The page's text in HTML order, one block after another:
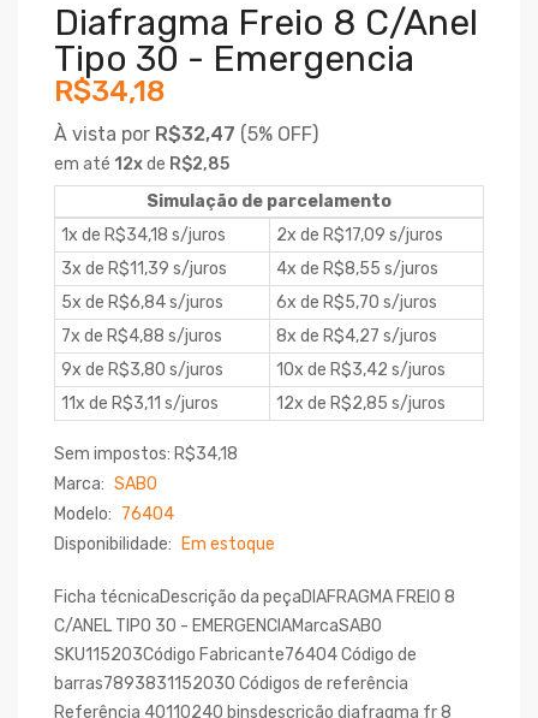
Diafragma Freio 8 C/anel
Tipo 30 - Emergencia
R$34,18
À vista por R$32,47 (5% OFF)
em até 12xde R$2,85
Simulação de parcelamento
1x de R$34,18 s/juros
2x de R$17,09 s/juros
3x de R$11,39 s/juros
4x de R$8,55 s/juros
5x de R$6,84 s/juros
6x de R$5,70 s/juros
7x de R$4,88 s/juros
8x de R$4,27 s/juros
9x de R$3,80 s/juros
10x de R$3,42 s/juros
11x de R$3,11 s/juros
12x de R$2,85 s/juros
Sem impostos: R$34,18
Marca: SABO
Modelo: 76404
Disponibilidade:
Em estoque
Ficha técnicaDescrição da peçaDIAFRAGMA FREIO 8
C/ANEL TIPO 30 - EMERGENCIAMarcaSABO
SKU115203Código Fabricante76404 Código de
barras7893831152030 Códigos de referência
Referência 40110240 binsdescrição diafragma fr 8